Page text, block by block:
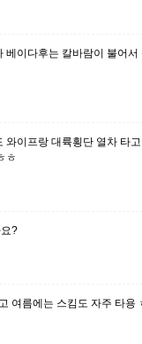
베이다후는 칼바람이 불어
와이프랑 대륙횡단 열차 타
ㅎ
?
여름에는 스킴도 자주 타용